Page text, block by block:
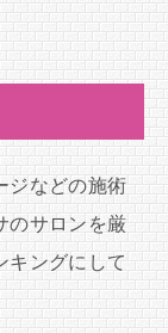
ジなどの施術
のサロンを厳
キングにして